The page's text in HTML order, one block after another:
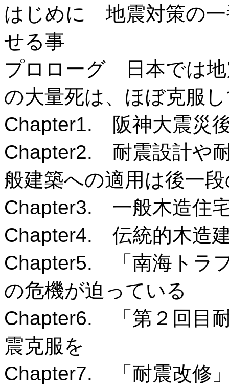
はじめに 地震対策の一
せる事
プロローグ 日本では地
の大量死は、ほぼ克服
Chapter1. 阪神大震災
Chapter2. 耐震設計や
般建築への適用は後一
Chapter3. 一般木造住
Chapter4. 伝統的木造
Chapter5. 「南海トラ
の危機が迫っている
Chapter6. 「第２回目
震克服を
Chapter7. 「耐震改修